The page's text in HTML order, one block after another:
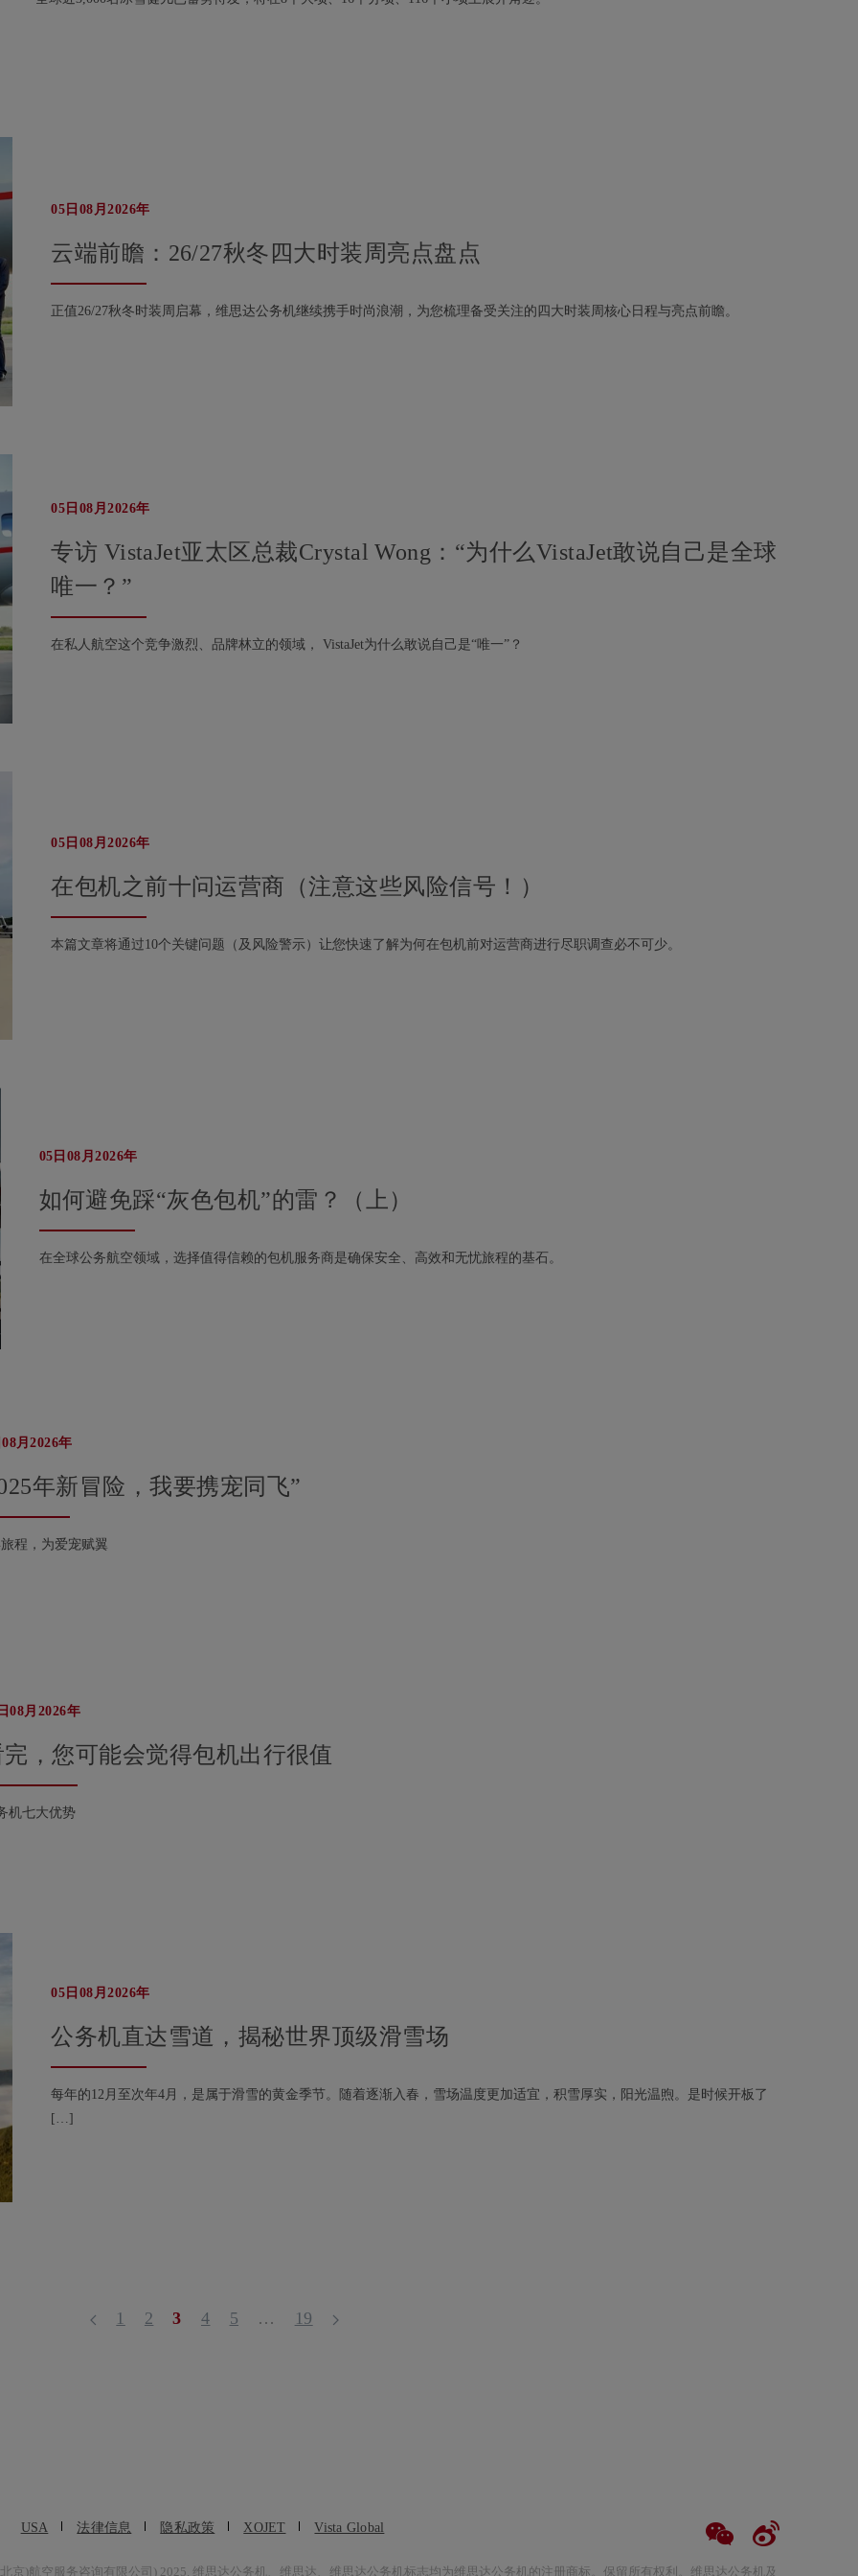
05日08月2026年
云端前瞻：26/27秋冬四大时装周亮点盘点
正值26/27秋冬时装周启幕，维思达公务机继续携手时尚浪潮，为您梳理备受关注的四大时装周核心日程与亮点前瞻。
05日08月2026年
专访 VistaJet亚太区总裁Crystal Wong：“为什么VistaJet敢说自己是全球
唯一？”
在私人航空这个竞争激烈、品牌林立的领域， VistaJet为什么敢说自己是“唯一”？
05日08月2026年
在包机之前十问运营商（注意这些风险信号！）
本篇文章将通过10个关键问题（及风险警示）让您快速了解为何在包机前对运营商进行尽职调查必不可少。
05日08月2026年
如何避免踩“灰色包机”的雷？（上）
在全球公务航空领域，选择值得信赖的包机服务商是确保安全、高效和无忧旅程的基石。
月2026年
年新冒险，我要携宠同飞”
程，为爱宠赋翼
08月2026年
完，您可能会觉得包机出行很值
机七大优势
05日08月2026年
公务机直达雪道，揭秘世界顶级滑雪场
每年的12月至次年4月，是属于滑雪的黄金季节。随着逐渐入春，雪场温度更加适宜，积雪厚实，阳光温煦。是时候开板了
[…]
1 2 3 4 5 … 19
USA 法律信息 隐私政策 XOJET Vista Global
京)航空服务咨询有限公司) 2025. 维思达公务机、维思达、维思达公务机标志均为维思达公务机的注册商标。保留所有权利。维思达公务机及